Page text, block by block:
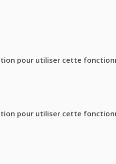
pour utiliser cette
pour utiliser cette